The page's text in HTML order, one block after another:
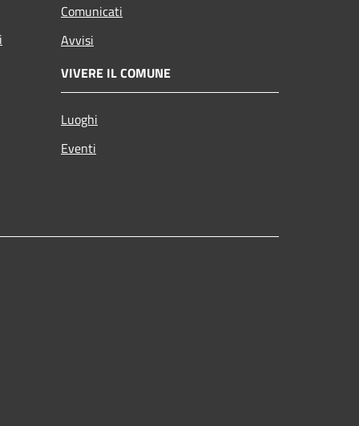
Comunicati
Avvisi
VIVERE IL COMUNE
Luoghi
Eventi